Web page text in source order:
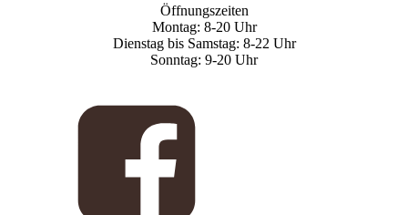
Öffnungszeiten
Montag: 8-20 Uhr
Dienstag bis Samstag: 8-22 Uhr
Sonntag: 9-20 Uhr